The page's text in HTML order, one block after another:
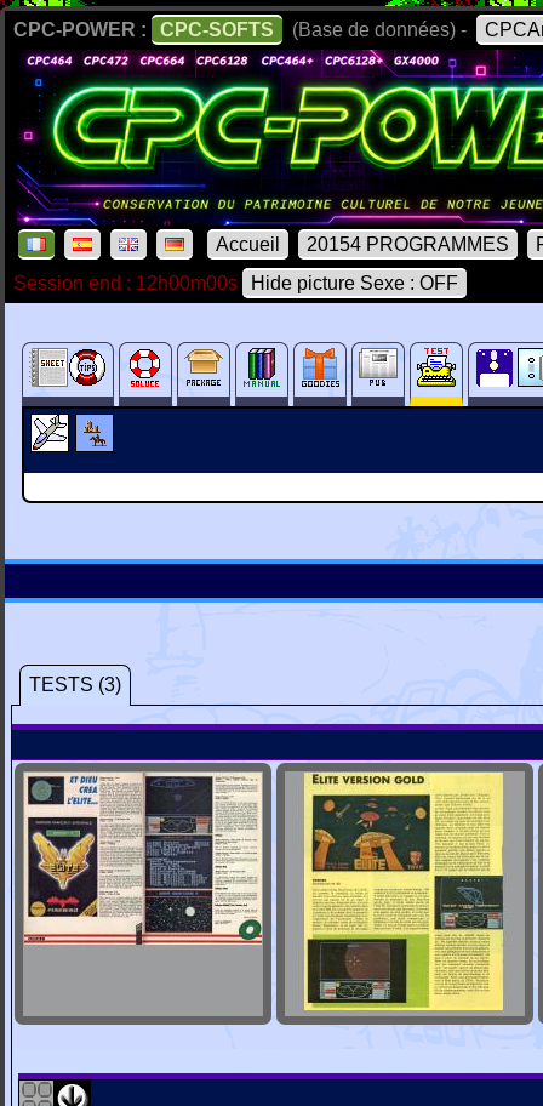
CPC-POWER : CPC-SOFTS (Base de données) -
Accueil 20154 PROGRAMMES
Session end : 12h00m00s
Hide picture Sexe : OFF
TESTS (3)